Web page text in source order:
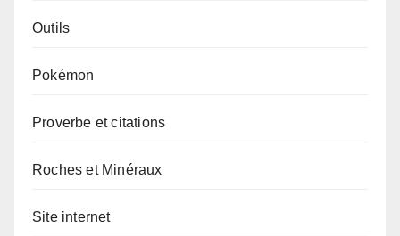
Outils
Pokémon
Proverbe et citations
Roches et Minéraux
Site internet